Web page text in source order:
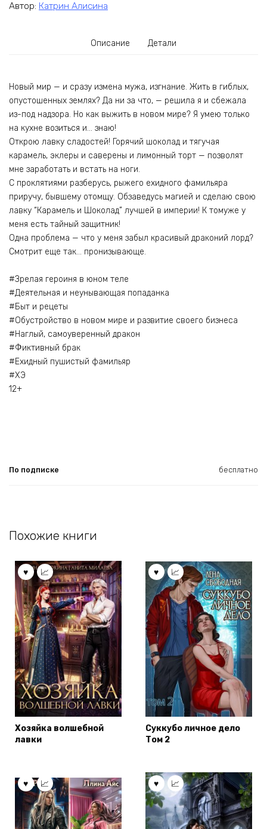
Автор: Катрин Алисина
Описание Детали
Новый мир — и сразу измена мужа, изгнание. Жить в гиблых,
опустошенных землях? Да ни за что, — решила я и сбежала
из-под надзора. Но как выжить в новом мире? Я умею только
на кухне возиться и… знаю!
Открою лавку сладостей! Горячий шоколад и тягучая
карамель, эклеры и саверены и лимонный торт — позволят
мне заработать и встать на ноги.
С проклятиями разберусь, рыжего ехидного фамильяра
приручу, бывшему отомщу. Обзаведусь магией и сделаю свою
лавку “Карамель и Шоколад” лучшей в империи! К томуже у
меня есть тайный защитник!
Одна проблема — что у меня забыл красивый драконий лорд?
Смотрит еще так… пронизывающе.
‍#Зрелая героиня в юном теле
#Деятельная и неунывающая попаданка
#Быт и рецеты
‍#Обустройство в новом мире и развитие своего бизнеса
#Наглый, самоуверенный дракон
#Фиктивный брак
#Ехидный пушистый фамильяр
#ХЭ
12+
По подписке бесплатно
Похожие книги
Хозяйка волшебной
лавки
Суккубо личное дело
Том 2